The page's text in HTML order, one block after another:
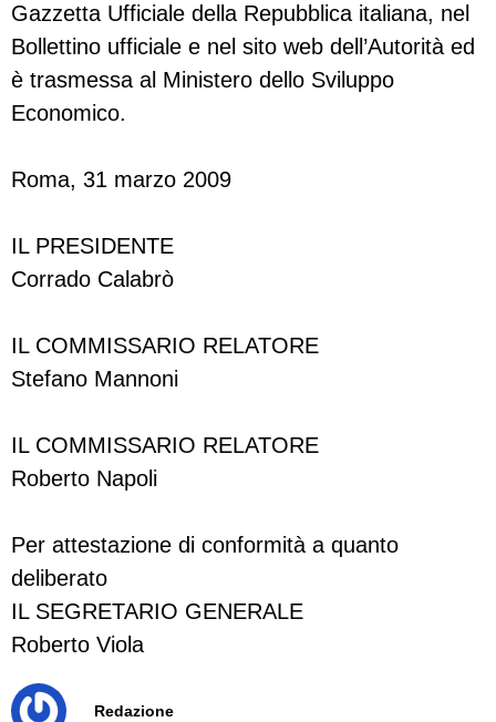
Gazzetta Ufficiale della Repubblica italiana, nel
Bollettino ufficiale e nel sito web dell’Autorità ed
è trasmessa al Ministero dello Sviluppo
Economico.
Roma, 31 marzo 2009
IL PRESIDENTE
Corrado Calabrò
IL COMMISSARIO RELATORE
Stefano Mannoni
IL COMMISSARIO RELATORE
Roberto Napoli
Per attestazione di conformità a quanto
deliberato
IL SEGRETARIO GENERALE
Roberto Viola
Redazione